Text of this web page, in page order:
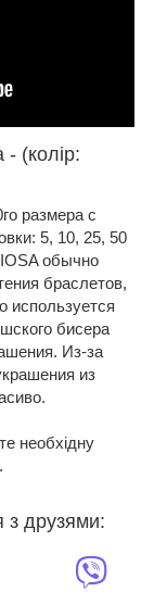
(колір:
размера с
5, 10, 25, 50
обычно
браслетов,
используется
бисера
Из-за
из
необхідну
з друзями: